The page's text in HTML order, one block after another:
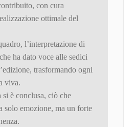
con cura
ottimale del
l’interpretazione di
ha dato voce alle sedici
trasformando ogni
viva.
si è conclusa, ciò che
solo emozione, ma un forte